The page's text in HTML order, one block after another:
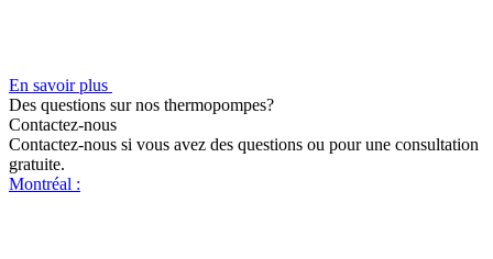
En savoir plus
Des questions sur nos thermopompes?
Contactez-nous
Contactez-nous si vous avez des questions ou pour une consultation
gratuite.
Montréal :